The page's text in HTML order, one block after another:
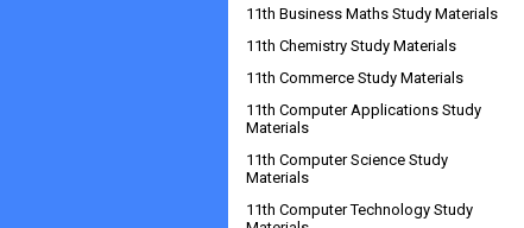
11th Business Maths Study Materials
11th Chemistry Study Materials
11th Commerce Study Materials
11th Computer Applications Study
Materials
11th Computer Science Study
Materials
11th Computer Technology Study